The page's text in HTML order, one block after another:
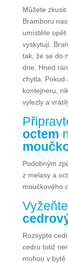
Můžete
Bramboru
umístěte
vyskytují.
tak, že se do
dne. Hned
chytla. Pokud
kontejneru,
vylezly a
octem
Podobným
z melasy a
moučkového
Rozsypte
cedru totiž
mohou v bytě